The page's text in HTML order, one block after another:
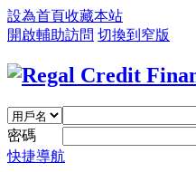
設為首頁收藏本站
開啟輔助訪問 切換到窄版
密碼
快捷導航